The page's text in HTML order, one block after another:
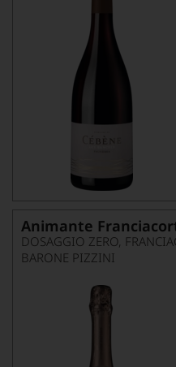
Animante
DOSAGGIO ZERO,
BARONE PIZZINI